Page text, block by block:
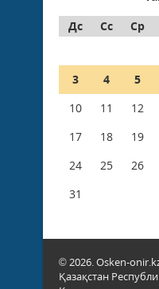
Дс
Сс Ср
3
4 5
10
11 12
17
18 19
24
25 26
31
© 2026. Osken-
Қазақстан